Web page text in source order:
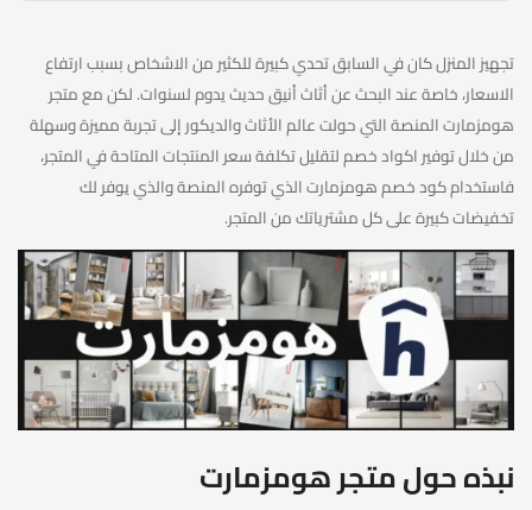
تجهيز المنزل كان في السابق تحدي كبيرة للكثير من الاشخاص بسبب ارتفاع
الاسعار، خاصة عند البحث عن أثاث أنيق حديث يدوم لسنوات. لكن مع متجر
هومزمارت المنصة التي حولت عالم الأثاث والديكور إلى تجربة مميزة وسهلة
من خلال توفير اكواد خصم لتقليل تكلفة سعر المنتجات المتاحة في المتجر،
فاستخدام كود خصم هومزمارت الذي توفره المنصة والذي يوفر لك
تخفيضات كبيرة على كل مشترياتك من المتجر.
نبذه حول متجر هومزمارت